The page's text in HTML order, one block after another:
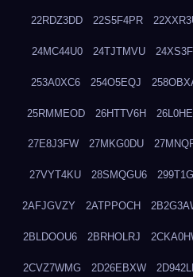
22RDZ3DD 22S5F4PR
24MC44U0 24TJTMVU
253A0XC6 254O5EQJ
25RMMEOD 26HTTV6H
27E8J3FW 27MKG0DU
27VYT4KU 28SMQGU6
2AFJGVZY 2ATPPOCH
2BLDOOU6 2BRHOLRJ
2CVZ7WMG 2D26EBXW